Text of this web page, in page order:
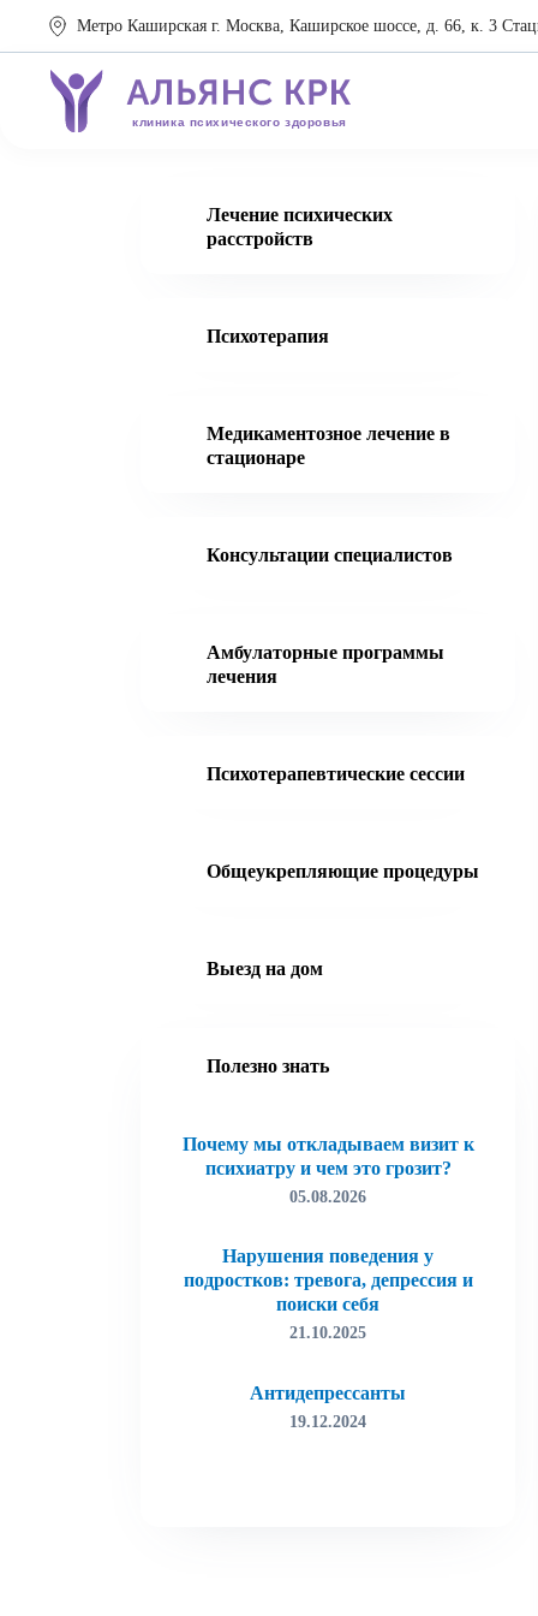
Метро Каширская г. Москва, Каширское шоссе, д. 66, к. 3
клиника психического здоровья
Лечение психических
расстройств
Психотерапия
Медикаментозное лечение в
стационаре
Консультации специалистов
Амбулаторные программы
лечения
Психотерапевтические сессии
Общеукрепляющие процедуры
Выезд на дом
Полезно знать
Почему мы откладываем визит к
психиатру и чем это грозит?
05.08.2026
Нарушения поведения у
подростков: тревога, депрессия и
поиски себя
21.10.2025
Антидепрессанты
19.12.2024